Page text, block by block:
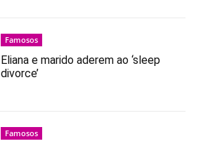
Famosos
Eliana e marido aderem ao ‘sleep
divorce’
Famosos